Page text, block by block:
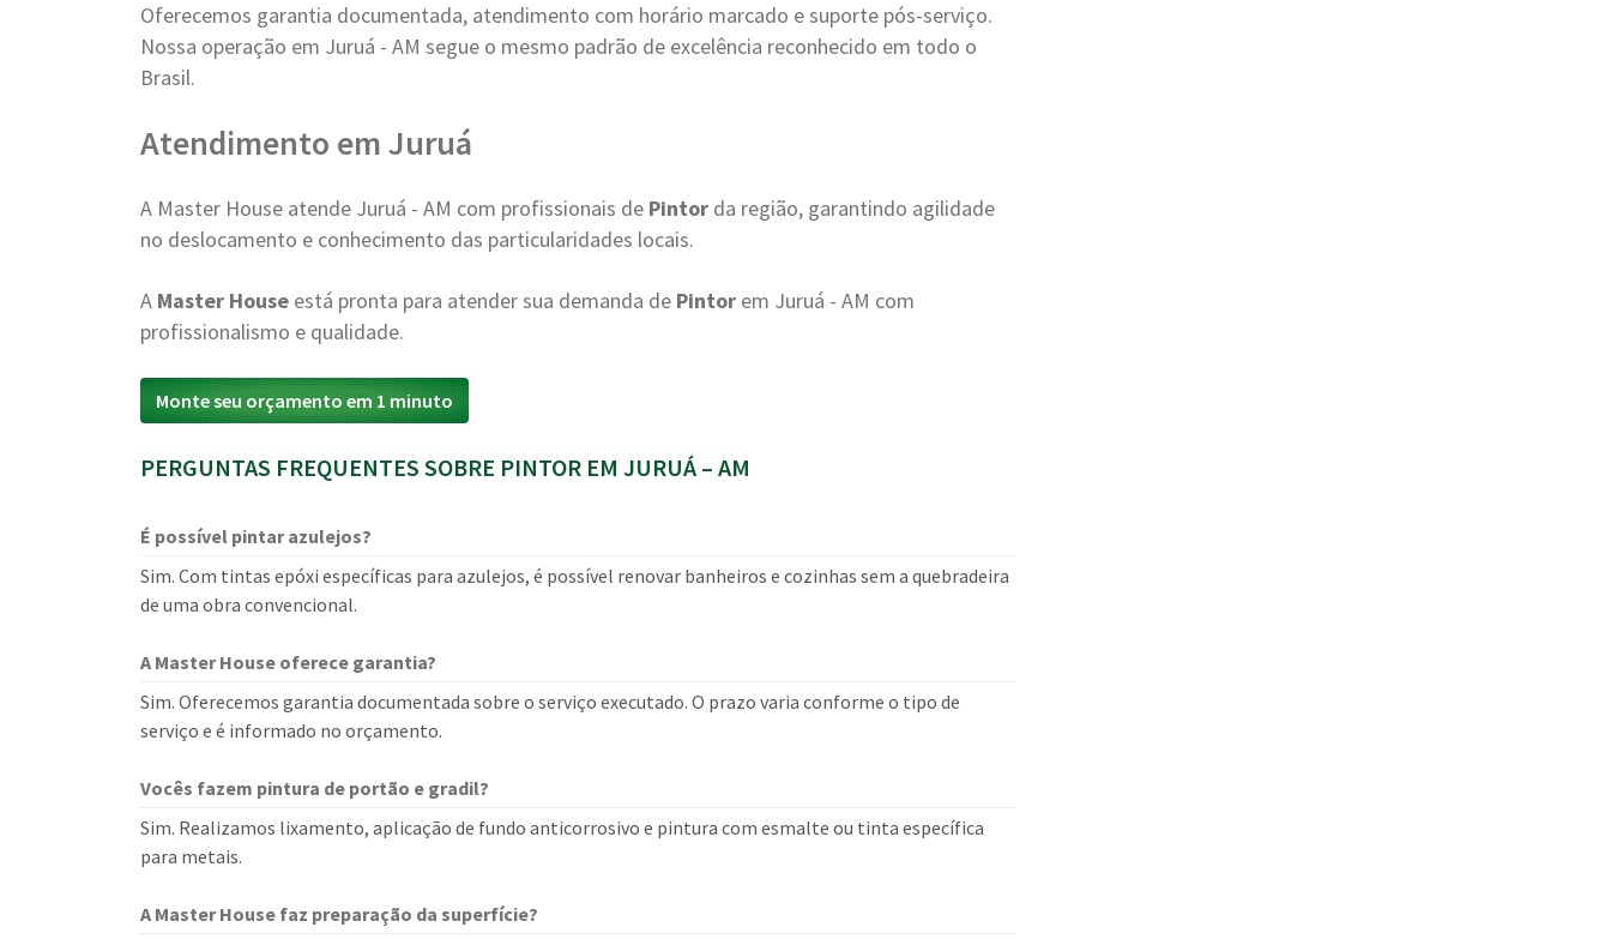
Oferecemos garantia documentada, atendimento com horário marcado e suporte pós-serviço.
Nossa operação em Juruá - AM segue o mesmo padrão de excelência reconhecido em todo o
Brasil.
Atendimento em Juruá
A Master House atende Juruá - AM com profissionais de Pintor da região, garantindo agilidade
no deslocamento e conhecimento das particularidades locais.
A Master House está pronta para atender sua demanda de Pintor em Juruá - AM com
profissionalismo e qualidade.
Monte seu orçamento em 1 minuto
PERGUNTAS FREQUENTES SOBRE PINTOR EM JURUÁ – AM
É possível pintar azulejos?
Sim. Com tintas epóxi específicas para azulejos, é possível renovar banheiros e cozinhas sem a quebradeira
de uma obra convencional.
A Master House oferece garantia?
Sim. Oferecemos garantia documentada sobre o serviço executado. O prazo varia conforme o tipo de
serviço e é informado no orçamento.
Vocês fazem pintura de portão e gradil?
Sim. Realizamos lixamento, aplicação de fundo anticorrosivo e pintura com esmalte ou tinta específica
para metais.
A Master House faz preparação da superfície?